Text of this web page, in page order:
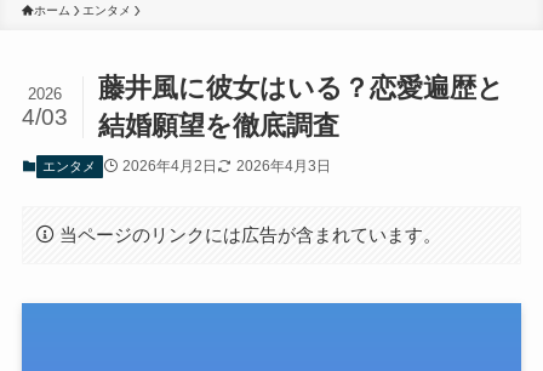
ホーム エンタメ
藤井風に彼女はいる？恋愛遍歴と
結婚願望を徹底調査
2026
4/03
エンタメ 2026年4月2日 2026年4月3日
当ページのリンクには広告が含まれています。